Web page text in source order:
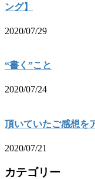
ング】
2020/07/29
“書く”こと
2020/07/24
頂いていたご感想を
2020/07/21
カテゴリー